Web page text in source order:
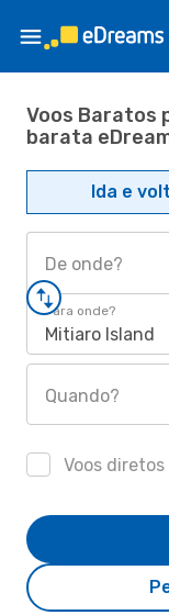
Voos Baratos
barata
Ida e
De onde?
Para onde?
Mitiaro Island
Quando?
Voos diretos